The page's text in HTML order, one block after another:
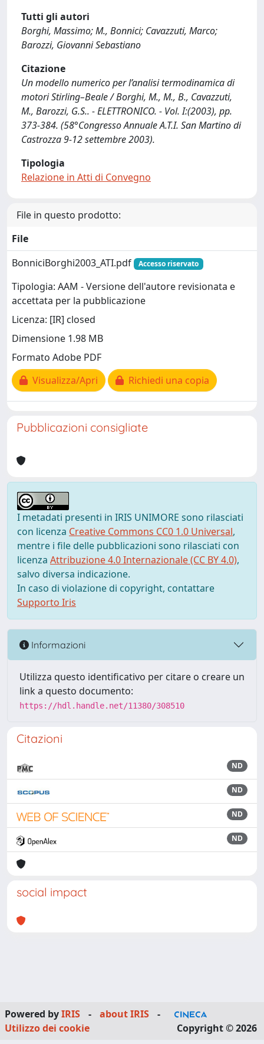
Tutti gli autori
Borghi, Massimo; M., Bonnici; Cavazzuti, Marco;
Barozzi, Giovanni Sebastiano
Citazione
Un modello numerico per l’analisi termodinamica di
motori Stirling–Beale / Borghi, M., M., B., Cavazzuti,
M., Barozzi, G.S.. - ELETTRONICO. - Vol. I:(2003), pp.
373-384. (58°Congresso Annuale A.T.I. San Martino di
Castrozza 9-12 settembre 2003).
Tipologia
Relazione in Atti di Convegno
File in questo prodotto:
File
BonniciBorghi2003_ATI.pdf
Accesso riservato
Tipologia: AAM - Versione dell'autore revisionata e
accettata per la pubblicazione
Licenza: [IR] closed
Dimensione 1.98 MB
Formato Adobe PDF
Visualizza/Apri
Richiedi una copia
Pubblicazioni consigliate
I metadati presenti in IRIS UNIMORE sono rilasciati
con licenza Creative Commons CC0 1.0 Universal,
mentre i file delle pubblicazioni sono rilasciati con
licenza Attribuzione 4.0 Internazionale (CC BY 4.0),
salvo diversa indicazione.
In caso di violazione di copyright, contattare
Supporto Iris
Informazioni
Utilizza questo identificativo per citare o creare un
link a questo documento:
https://hdl.handle.net/11380/308510
Citazioni
ND
ND
ND
ND
social impact
Powered byIRIS - about IRIS
-
Utilizzo dei cookie
Copyright © 2026